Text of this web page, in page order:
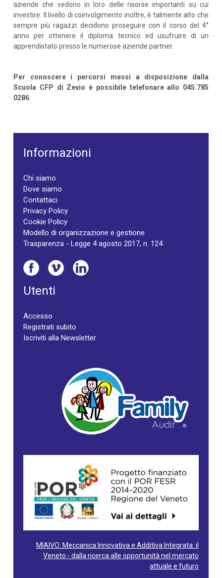
aziende che vedono in loro delle risorse importanti su cui
investire. Il livello di coinvolgimento inoltre, è talmente alto che
sempre più ragazzi decidono proseguire con il corso del 4°
anno per ottenere il diploma tecnico ed usufruire di un
apprendistato presso le numerose aziende partner.
Per conoscere i percorsi messi a disposizione dalla
Scuola CFP di Zevio è possibile telefonare allo 045.785
0286
Informazioni
Chi siamo
Dove siamo
Contattaci
Privacy Policy
Cookie Policy
Modello di organizzazione e gestione
Trasparenza - Legge 4 agosto 2017, n. 124
Utenti
Accesso
Registrati subito
Iscriviti alla Newsletter
MIAIVO: Meccanica Innovativa e Additiva Integrata: il
Veneto - dalla ricerca alle opportunità nel mercato
attuale e futuro